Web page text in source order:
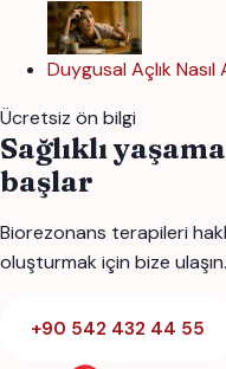
Duygusal Açlık Nasıl
Ücretsiz ön bilgi
Sağlıklı
başlar
Biorezonans terapileri
oluşturmak için bize ulaşın.
+90 542 432 44 55